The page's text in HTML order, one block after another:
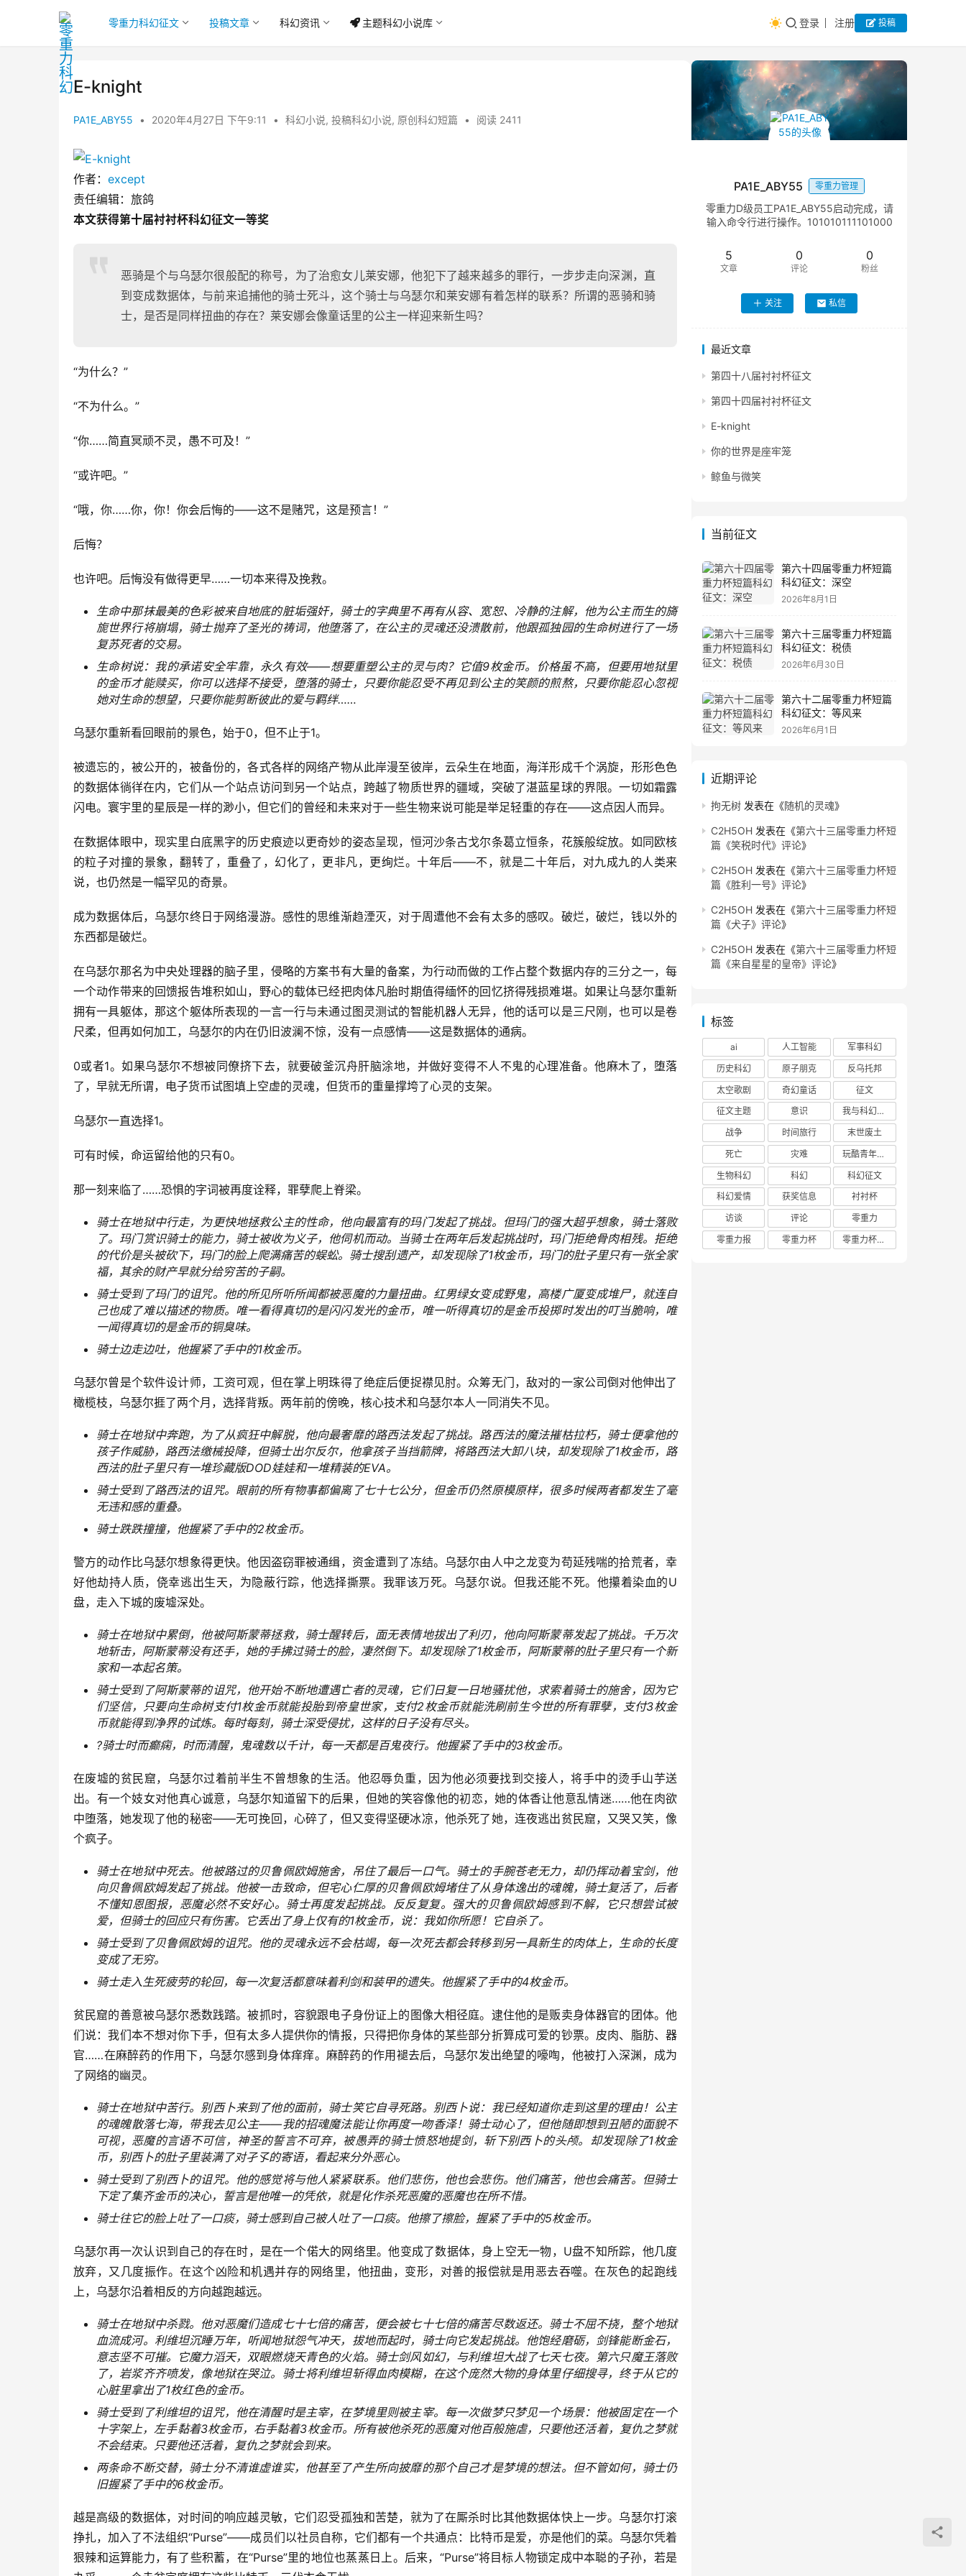
零重力科幻征文 投稿文章 科幻资讯 主题科幻小说库 登录 注册 投稿
E-knight
PA1E_ABY55 • 2020年4月27日 下午9:11 • 科幻小说, 投稿科幻小说, 原创科幻短篇 • 阅读 2411
作者： except
责任编辑：旅鸽
本文获得第十届衬衬杯科幻征文一等奖
恶骑是个与乌瑟尔很般配的称号，为了治愈女儿莱安娜，他犯下了越来越多的罪行，一步步走向深渊，直
到变成数据体，与前来追捕他的骑士死斗，这个骑士与乌瑟尔和莱安娜有着怎样的联系？所谓的恶骑和骑
士，是否是同样扭曲的存在？莱安娜会像童话里的公主一样迎来新生吗？
“为什么？”
“不为什么。”
“你……简直冥顽不灵，愚不可及！”
“或许吧。”
“哦，你……你，你！你会后悔的——这不是赌咒，这是预言！”
后悔？
也许吧。后悔没有做得更早……一切本来得及挽救。
生命中那抹最美的色彩被来自地底的脏垢强奸，骑士的字典里不再有从容、宽恕、冷静的注解，他为公主而生的旖
旎世界行将崩塌，骑士抛弃了圣光的祷词，他堕落了，在公主的灵魂还没溃散前，他跟孤独园的生命树进行了一场
复苏死者的交易。
生命树说：我的承诺安全牢靠，永久有效——想要重塑公主的灵与肉？它值9枚金币。价格虽不高，但要用地狱里
的金币才能赎买，你可以选择不接受，堕落的骑士，只要你能忍受不再见到公主的笑颜的煎熬，只要你能忍心忽视
她对生命的想望，只要你能剪断彼此的爱与羁绊……
乌瑟尔重新看回眼前的景色，始于0，但不止于1。
被遗忘的，被公开的，被备份的，各式各样的网络产物从此岸漫至彼岸，云朵生在地面，海洋形成千个涡旋，形形色色
的数据体徜徉在内，它们从一个站点访问到另一个站点，跨越了物质世界的疆域，突破了湛蓝星球的界限。一切如霜露
闪电。寰宇里的星辰是一样的渺小，但它们的曾经和未来对于一些生物来说可能是举足轻重的存在——这点因人而异。
在数据体眼中，现实里白底黑字的历史痕迹以更奇妙的姿态呈现，恒河沙条古戈尔条葛立恒条，花簇般绽放。如同欧核
的粒子对撞的景象，翻转了，重叠了，幻化了，更非凡，更绚烂。十年后——不，就是二十年后，对九成九的人类来
说，也仍然是一幅罕见的奇景。
成为数据体后，乌瑟尔终日于网络漫游。感性的思维渐趋湮灭，对于周遭他不会有太多的感叹。破烂，破烂，钱以外的
东西都是破烂。
在乌瑟尔那名为中央处理器的脑子里，侵略的方案书有大量的备案，为行动而做的工作占整个数据内存的三分之一，每
一个动作带来的回馈报告堆积如山，野心的载体已经把肉体凡胎时期值得缅怀的回忆挤得残损难堪。如果让乌瑟尔重新
拥有一具躯体，那这个躯体所表现的一言一行与未通过图灵测试的智能机器人无异，他的话可以是三尺刚，也可以是卷
尺柔，但再如何加工，乌瑟尔的内在仍旧波澜不惊，没有一点感情——这是数据体的通病。
0或者1。如果乌瑟尔不想被同僚挤下去，就要破釜沉舟肝脑涂地，并做好变得不人不鬼的心理准备。他麻木了，堕落
了，早就无所谓，电子货币试图填上空虚的灵魂，但货币的重量撑垮了心灵的支架。
乌瑟尔一直选择1。
可有时候，命运留给他的只有0。
那一刻来临了……恐惧的字词被再度诠释，罪孽爬上脊梁。
骑士在地狱中行走，为更快地拯救公主的性命，他向最富有的玛门发起了挑战。但玛门的强大超乎想象，骑士落败
了。玛门赏识骑士的能力，骑士被收为义子，他伺机而动。当骑士在两年后发起挑战时，玛门拒绝骨肉相残。拒绝
的代价是头被砍下，玛门的脸上爬满痛苦的蜈蚣。骑士搜刮遗产，却发现除了1枚金币，玛门的肚子里只有一张全家
福，其余的财产早就分给穷苦的子嗣。
骑士受到了玛门的诅咒。他的所见所听所闻都被恶魔的力量扭曲。红男绿女变成野鬼，高楼广厦变成堆尸，就连自
己也成了难以描述的物质。唯一看得真切的是闪闪发光的金币，唯一听得真切的是金币投掷时发出的叮当脆响，唯
一闻得真切的是金币的铜臭味。
骑士边走边吐，他握紧了手中的1枚金币。
乌瑟尔曾是个软件设计师，工资可观，但在掌上明珠得了绝症后便捉襟见肘。众筹无门，敌对的一家公司倒对他伸出了
橄榄枝，乌瑟尔捱了两个月，选择背叛。两年前的傍晚，核心技术和乌瑟尔本人一同消失不见。
骑士在地狱中奔跑，为了从疯狂中解脱，他向最奢靡的路西法发起了挑战。路西法的魔法摧枯拉朽，骑士便拿他的
孩子作威胁，路西法缴械投降，但骑士出尔反尔，他拿孩子当挡箭牌，将路西法大卸八块，却发现除了1枚金币，路
西法的肚子里只有一堆珍藏版DOD娃娃和一堆精装的EVA。
骑士受到了路西法的诅咒。眼前的所有物事都偏离了七十七公分，但金币仍然原模原样，很多时候两者都发生了毫
无违和感的重叠。
骑士跌跌撞撞，他握紧了手中的2枚金币。
警方的动作比乌瑟尔想象得更快。他因盗窃罪被通缉，资金遭到了冻结。乌瑟尔由人中之龙变为苟延残喘的拾荒者，幸
好他劫持人质，侥幸逃出生天，为隐蔽行踪，他选择撕票。我罪该万死。乌瑟尔说。但我还能不死。他攥着染血的U
盘，走入下城的废墟深处。
骑士在地狱中累倒，他被阿斯蒙蒂拯救，骑士醒转后，面无表情地拔出了利刃，他向阿斯蒙蒂发起了挑战。千万次
地斩击，阿斯蒙蒂没有还手，她的手拂过骑士的脸，凄然倒下。却发现除了1枚金币，阿斯蒙蒂的肚子里只有一个新
家和一本起名策。
骑士受到了阿斯蒙蒂的诅咒，他开始不断地遭遇亡者的灵魂，它们日复一日地骚扰他，求索着骑士的施舍，因为它
们坚信，只要向生命树支付1枚金币就能投胎到帝皇世家，支付2枚金币就能洗刷前生今世的所有罪孽，支付3枚金
币就能得到净界的试炼。每时每刻，骑士深受侵扰，这样的日子没有尽头。
?骑士时而癫痫，时而清醒，鬼魂数以千计，每一天都是百鬼夜行。他握紧了手中的3枚金币。
在废墟的贫民窟，乌瑟尔过着前半生不曾想象的生活。他忍辱负重，因为他必须要找到交接人，将手中的烫手山芋送
出。有一个妓女对他真心诚意，乌瑟尔知道留下的后果，但她的笑容像他的初恋，她的体香让他意乱情迷……他在肉欲
中堕落，她发现了他的秘密——无可挽回，心碎了，但又变得坚硬冰凉，他杀死了她，连夜逃出贫民窟，又哭又笑，像
个疯子。
骑士在地狱中死去。他被路过的贝鲁佩欧姆施舍，吊住了最后一口气。骑士的手腕苍老无力，却仍挥动着宝剑，他
向贝鲁佩欧姆发起了挑战。他被一击致命，但宅心仁厚的贝鲁佩欧姆堵住了从身体逸出的魂魄，骑士复活了，后者
不懂知恩图报，恶魔必然不安好心。骑士再度发起挑战。反反复复。强大的贝鲁佩欧姆感到不解，它只想尝试被
爱，但骑士的回应只有伤害。它丢出了身上仅有的1枚金币，说：我如你所愿！它自杀了。
骑士受到了贝鲁佩欧姆的诅咒。他的灵魂永远不会枯竭，每一次死去都会转移到另一具新生的肉体上，生命的长度
变成了无穷。
骑士走入生死疲劳的轮回，每一次复活都意味着利剑和装甲的遗失。他握紧了手中的4枚金币。
贫民窟的善意被乌瑟尔悉数践踏。被抓时，容貌跟电子身份证上的图像大相径庭。逮住他的是贩卖身体器官的团体。他
们说：我们本不想对你下手，但有太多人提供你的情报，只得把你身体的某些部分折算成可爱的钞票。皮肉、脂肪、器
官……在麻醉药的作用下，乌瑟尔感到身体痒痒。麻醉药的作用褪去后，乌瑟尔发出绝望的嚎啕，他被打入深渊，成为
了网络的幽灵。
骑士在地狱中苦行。别西卜来到了他的面前，骑士笑它自寻死路。别西卜说：我已经知道你走到这里的理由！公主
的魂魄散落七海，带我去见公主——我的招魂魔法能让你再度一吻香泽！骑士动心了，但他随即想到丑陋的面貌不
可视，恶魔的言语不可信，神圣的誓言不可弃，被愚弄的骑士愤怒地提剑，斩下别西卜的头颅。却发现除了1枚金
币，别西卜的肚子里装满了对孑孓的寄语，看起来分外恶心。
骑士受到了别西卜的诅咒。他的感觉将与他人紧紧联系。他们悲伤，他也会悲伤。他们痛苦，他也会痛苦。但骑士
下定了集齐金币的决心，誓言是他唯一的凭依，就是化作杀死恶魔的恶魔也在所不惜。
骑士往它的脸上吐了一口痰，骑士感到自己被人吐了一口痰。他擦了擦脸，握紧了手中的5枚金币。
乌瑟尔再一次认识到自己的存在时，是在一个偌大的网络里。他变成了数据体，身上空无一物，U盘不知所踪，他几度
放弃，又几度振作。在这个凶险和机遇并存的网络里，他扭曲，变形，对善的报偿就是用恶去吞噬。在灰色的起跑线
上，乌瑟尔沿着相反的方向越跑越远。
骑士在地狱中杀戮。他对恶魔们造成七十七倍的痛苦，便会被七十七倍的痛苦尽数返还。骑士不屈不挠，整个地狱
血流成河。利维坦沉睡万年，听闻地狱怨气冲天，拔地而起时，骑士向它发起挑战。他饱经磨砺，剑锋能断金石，
意志坚不可摧。它魔力滔天，双眼燃烧天青色的火焰。骑士剑风如幻，与利维坦大战了七天七夜。第六只魔王落败
了，岩浆齐齐喷发，像地狱在哭泣。骑士将利维坦斩得血肉模糊，在这个庞然大物的身体里仔细搜寻，终于从它的
心脏里拿出了1枚红色的金币。
骑士受到了利维坦的诅咒，他在清醒时是主宰，在梦境里则被主宰。每一次做梦只梦见一个场景：他被固定在一个
十字架上，左手黏着3枚金币，右手黏着3枚金币。所有被他杀死的恶魔对他百般施虐，只要他还活着，复仇之梦就
不会结束。只要他还活着，复仇之梦就会到来。
两条命不断交替，骑士分不清谁虚谁实，他甚至了产生所向披靡的那个自己才是梦境的想法。但不管如何，骑士仍
旧握紧了手中的6枚金币。
越是高级的数据体，对时间的响应越灵敏，它们忍受孤独和苦楚，就为了在厮杀时比其他数据体快上一步。乌瑟尔打滚
挣扎，加入了不法组织“Purse”——成员们以社员自称，它们都有一个共通点：比特币是爱，亦是他们的菜。乌瑟尔凭着
狠辣和运算能力，有了些积蓄，在“Purse”里的地位也蒸蒸日上。后来，“Purse”将目标人物锁定成中本聪的子孙，若是
PA1E_ABY55 零重力管理
零重力D级员工PA1E_ABY55启动完成，请
输入命令行进行操作。101010111101000
5
文章
0
评论
0
粉丝
关注 私信
最近文章
第四十八届衬衬杯征文
第四十四届衬衬杯征文
E-knight
你的世界是座牢笼
鲸鱼与微笑
当前征文
第六十四届零重力杯短篇
科幻征文：深空
2026年8月1日
第六十三届零重力杯短篇
科幻征文：税债
2026年6月30日
第六十二届零重力杯短篇
科幻征文：等风来
2026年6月1日
近期评论
拘无树 发表在《随机的灵魂》
C2H5OH 发表在《第六十三届零重力杯短
篇《笑税时代》评论》
C2H5OH 发表在《第六十三届零重力杯短
篇《胜利一号》评论》
C2H5OH 发表在《第六十三届零重力杯短
篇《犬子》评论》
C2H5OH 发表在《第六十三届零重力杯短
篇《来自星星的皇帝》评论》
标签
ai 人工智能
军事科幻
历史科幻
原子朋克
反乌托邦
太空歌剧
奇幻童话
征文
征文主题
意识
我与科幻的回忆
战争
时间旅行
末世废土
死亡
灾难
玩酷青年零重力联合征文
生物科幻
科幻
科幻征文
科幻爱情
获奖信息
衬衬杯
访谈
评论
零重力
零重力报
零重力杯 零重力杯评论